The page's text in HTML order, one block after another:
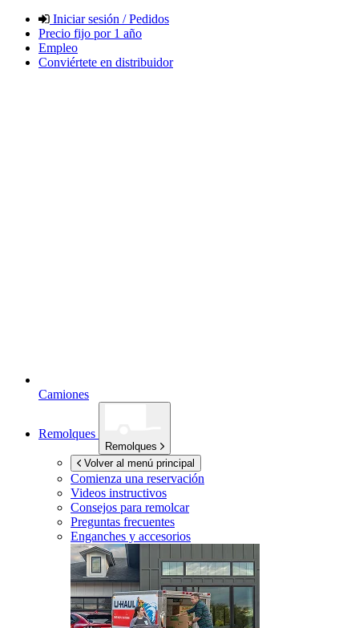
Iniciar sesión / Pedidos
Precio fijo por 1 año
Empleo
Conviértete en distribuidor
Camiones
Remolques
Remolques
Volver al menú principal
Comienza una reservación
Videos instructivos
Consejos para remolcar
Preguntas frecuentes
Enganches y accesorios